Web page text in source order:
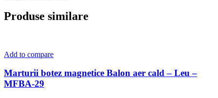
Produse similare
Add to compare
Marturii botez magnetice Balon aer cald – Leu –
MFBA-29